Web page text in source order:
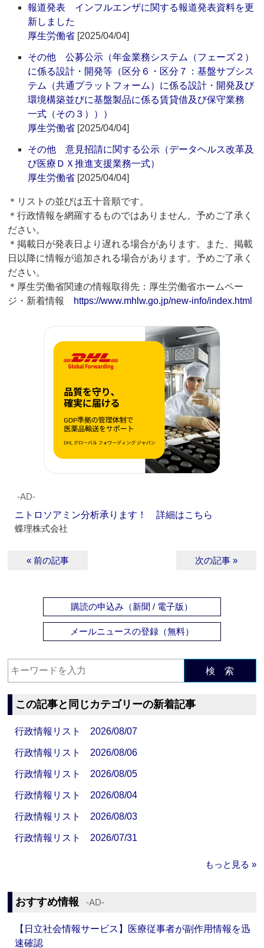
報道発表 インフルエンザに関する報道発表資料を更
新しました
厚生労働省 [2025/04/04]
その他 公募公示（年金業務システム（フェーズ２）
に係る設計・開発等（区分６・区分７：基盤サブシス
テム（共通プラットフォーム）に係る設計・開発及び
環境構築並びに基盤製品に係る賃貸借及び保守業務
一式（その３）））
厚生労働省 [2025/04/04]
その他 意見招請に関する公示（データヘルス改革及
び医療ＤＸ推進支援業務一式）
厚生労働省 [2025/04/04]
＊リストの並びは五十音順です。
＊行政情報を網羅するものではありません。予めご了承く
ださい。
＊掲載日が発表日より遅れる場合があります。また、掲載
日以降に情報が追加される場合があります。予めご了承く
ださい。
＊厚生労働省関連の情報取得先：厚生労働省ホームペー
ジ・新着情報 https://www.mhlw.go.jp/new-info/index.html
‐AD‐
ニトロソアミン分析承ります！ 詳細はこちら
蝶理株式会社
« 前の記事 次の記事 »
購読の申込み（新聞 / 電子版）
メールニュースの登録（無料）
検 索
この記事と同じカテゴリーの新着記事
行政情報リスト 2026/08/07
行政情報リスト 2026/08/06
行政情報リスト 2026/08/05
行政情報リスト 2026/08/04
行政情報リスト 2026/08/03
行政情報リスト 2026/07/31
もっと見る »
おすすめ情報 ‐AD‐
【日立社会情報サービス】医療従事者が副作用情報を迅
速確認